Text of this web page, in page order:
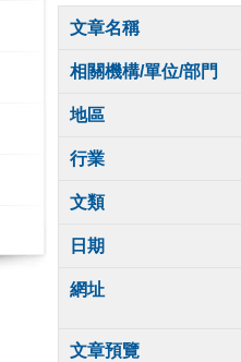
文章名稱
相關機構/單位/部門
地區
行業
文類
日期
網址
文章預覽